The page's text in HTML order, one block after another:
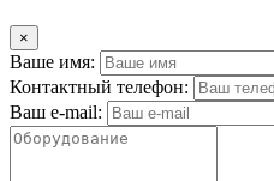
×
Ваше имя:
Контактный телефон:
Ваш e-mail: